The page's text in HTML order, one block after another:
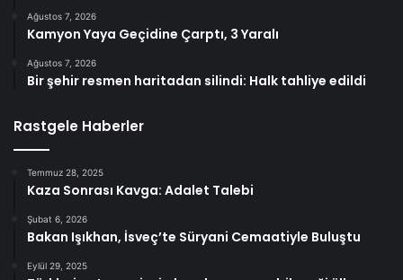
Ağustos 7, 2026
Kamyon Yaya Geçidine Çarptı, 3 Yaralı
Ağustos 7, 2026
Bir şehir resmen haritadan silindi: Halk tahliye edildi
Rastgele Haberler
Temmuz 28, 2025
Kaza Sonrası Kavga: Adalet Talebi
Şubat 6, 2026
Bakan Işıkhan, İsveç’te Süryani Cemaatiyle Buluştu
Eylül 29, 2025